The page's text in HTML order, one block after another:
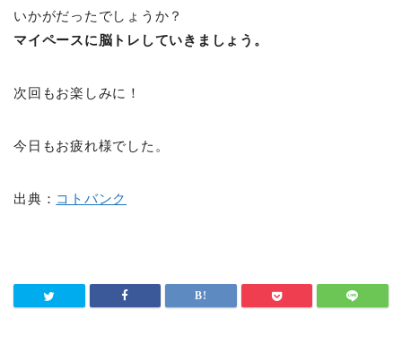
いかがだったでしょうか？
マイペースに脳トレしていきましょう。
次回もお楽しみに！
今日もお疲れ様でした。
出典： コトバンク